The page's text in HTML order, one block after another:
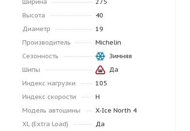
Высота
40
Диаметр
19
Производитель
Michelin
Сезонность
Зимняя
Шипы
Да
Индекс нагрузки
105
Индекс скорости
H
Модель автошины
X-Ice North 4
XL (Extra Load)
Да